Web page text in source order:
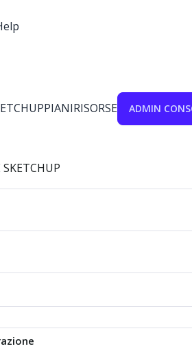
PIANIRISORSE ADMIN
SKETCHUP